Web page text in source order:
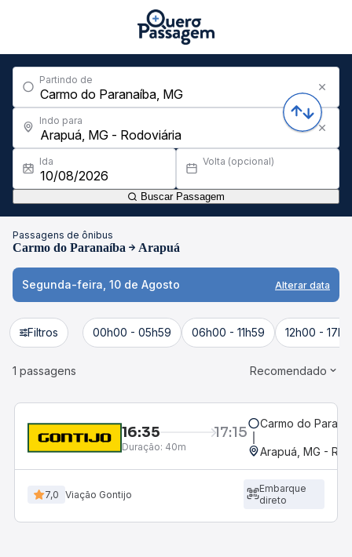
Partindo de
Indo para
Ida Volta (opcional)
Buscar Passagem
Passagens de ônibus
Carmo do Paranaíba Arapuá
Segunda-feira, 10 de Agosto Alterar data
Filtros 00h00 - 05h59 06h00 - 11h59 12h00 -
1 passagens Recomendado
16:35 17:15
Duração: 40m
Carmo do
Arapuá, MG -
7,0 Viação Gontijo
Embarque
direto